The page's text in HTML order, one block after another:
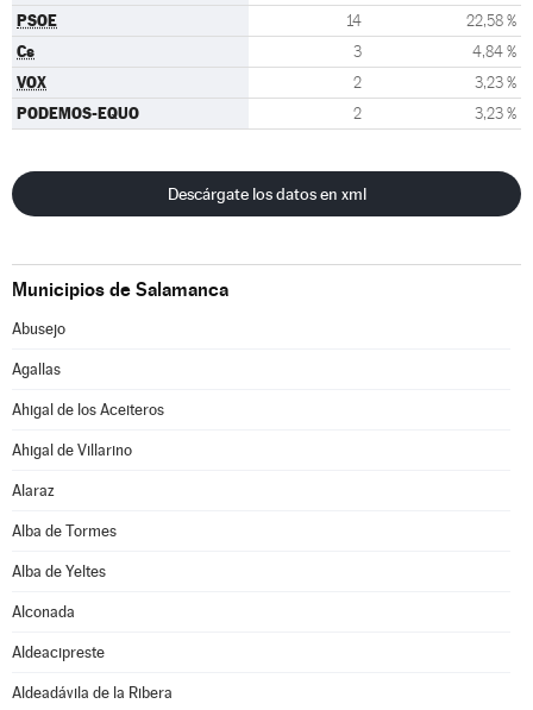
PSOE 14 22,58 %
Cs 3 4,84 %
VOX 2 3,23 %
PODEMOS-EQUO 2 3,23 %
Descárgate los datos en xml
Municipios de Salamanca
Abusejo
Agallas
Ahigal de los Aceiteros
Ahigal de Villarino
Alaraz
Alba de Tormes
Alba de Yeltes
Alconada
Aldeacipreste
Aldeadávila de la Ribera